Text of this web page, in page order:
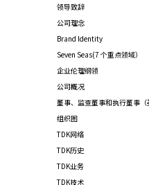
领导致辞
公司理念
Brand Identity
Seven Seas(7 个重点领域）
企业伦理纲领
公司概况
董事、监查董事和执行董事（
组织图
TDK网络
TDK历史
TDK业务
TDK技术